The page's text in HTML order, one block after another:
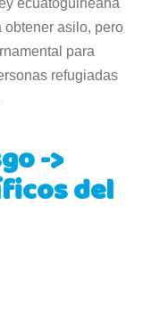
ecuatoguineana
obtener asilo, pero
para
refugiadas
->
del